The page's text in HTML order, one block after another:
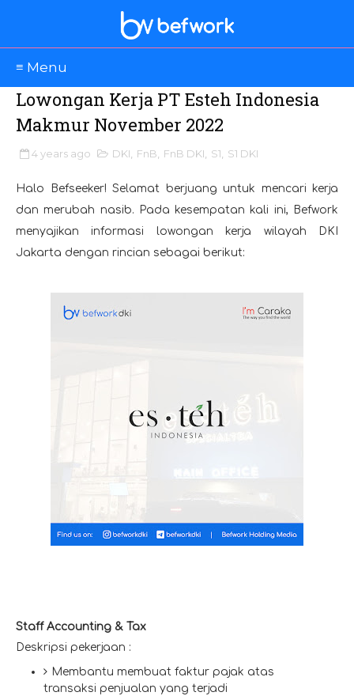
≡ Menu
Lowongan Kerja PT Esteh Indonesia
Makmur November 2022
4 years ago DKI FnB FnB DKI S1 S1 DKI
Halo Befseeker! Selamat berjuang untuk mencari kerja
dan merubah nasib. Pada kesempatan kali ini, Befwork
menyajikan informasi lowongan kerja wilayah DKI
Jakarta dengan rincian sebagai berikut:
Staff Accounting & Tax
Deskripsi pekerjaan :
Membantu membuat faktur pajak atas
transaksi penjualan yang terjadi